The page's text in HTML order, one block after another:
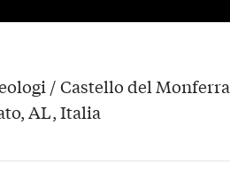
/ Castello del
AL, Italia